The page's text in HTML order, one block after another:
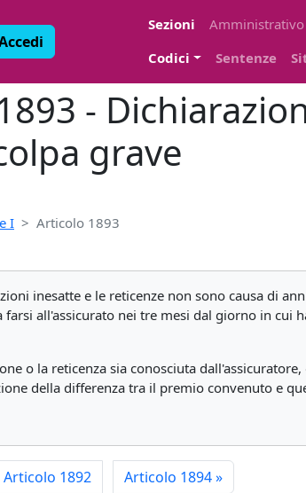
Sezioni
Amministrativo
Codici
Sentenze
-
grave
I Articolo 1893
inesatte e le reticenze non sono causa di
all'assicurato nei tre mesi dal giorno in cui
o la reticenza sia conosciuta
della differenza tra il premio convenuto e
Articolo 1892 Articolo 1894»